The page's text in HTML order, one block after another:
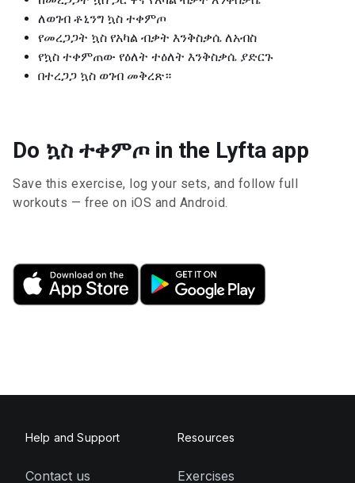
ለወገብ ቶኒንግ ኳስ ተቀምጦ
የመረጋጋት ኳስ የአካል ብቃት እንቅስቃሴ ለአብስ
የኳስ ተቀምጠው የዕለት ተዕለት እንቅስቃሴ ያድርጉ
በተረጋጋ ኳስ ወገብ መቅረጽ።
Do ኳስ ተቀምጦ in the Lyfta app
Save this exercise, log your sets, and follow full
workouts — free on iOS and Android.
Help and Support
Contact us
Resources
Exercises